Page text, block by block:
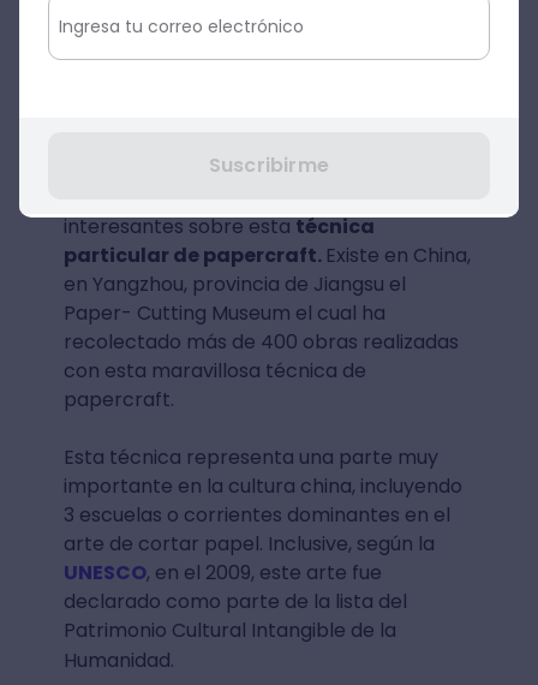
diseños en papercraftusando esta
técnica, ya que consiste en calar figuras
interesantes sobre estatécnica
particular de papercraft. Existe en China,
en Yangzhou, provincia de Jiangsu el
Paper- Cutting Museum el cual ha
recolectado más de 400 obras realizadas
con esta maravillosa técnica de
papercraft.
Esta técnica representa una parte muy
importante en la cultura china, incluyendo
3 escuelas o corrientes dominantes en el
arte de cortar papel. Inclusive, según la
UNESCO, en el 2009, este arte fue
declarado como parte de la lista del
Patrimonio Cultural Intangible de la
Humanidad.
Suscribirme